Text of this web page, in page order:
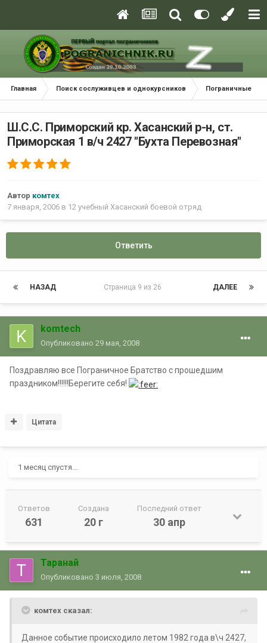
Главная Поиск сослуживцев и однокурсников Пограничные
Ш.С.С. Приморский кр. Хасанский р-н, ст.
Приморская 1 в/ч 2427 "Бухта Перевозная"
Автор комтех
7 января, 2006 в 12 учебный Хасанский боевой отряд
Ответить
НАЗАД ДАЛЕЕ
Страница 9 из 26
komtech
Опубликовано 29 мая, 2008
Поздравляю все Пограничное Братство с прошедшим
праздником!!!!!!Берегите себя!
Цитата
1 месяц спустя...
Ответов
631
Создана
20 г
Последний ответ
30 апр
Таранай
Опубликовано 3 июля, 2008
комтех сказал:
Данное событие происходило летом 1982 года в\ч 2427,